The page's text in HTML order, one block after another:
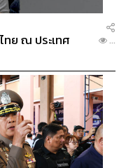
ทย ณ ประเทศ
...